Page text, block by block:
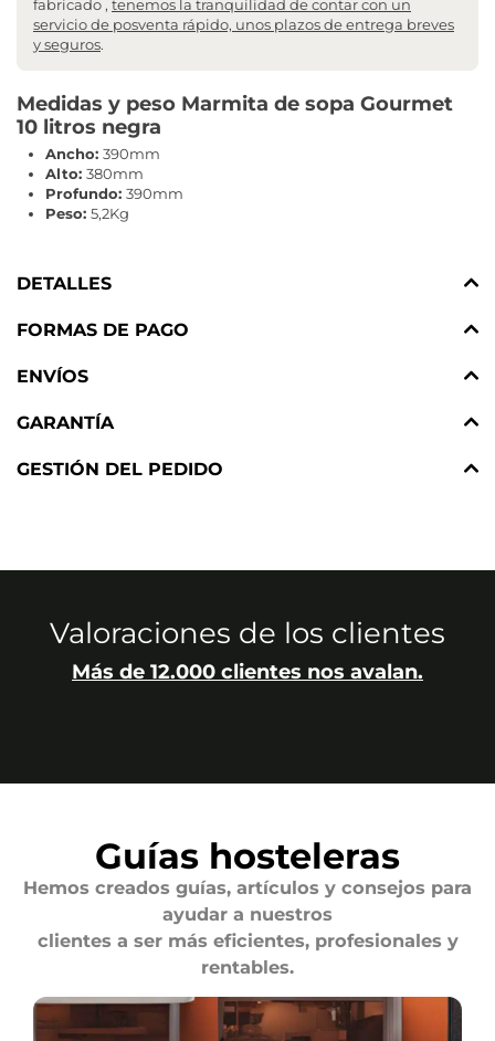
fabricado , tenemos la tranquilidad de contar con un
servicio de posventa rápido, unos plazos de entrega breves
y seguros.
Medidas y peso Marmita de sopa Gourmet
10 litros negra
Ancho: 390mm
Alto: 380mm
Profundo: 390mm
Peso: 5,2Kg
DETALLES
FORMAS DE PAGO
ENVÍOS
GARANTÍA
GESTIÓN DEL PEDIDO
Valoraciones de los clientes
Más de 12.000 clientes nos avalan.
Guías hosteleras
Hemos creados guías, artículos y consejos para
ayudar a nuestros
clientes a ser más eficientes, profesionales y
rentables.